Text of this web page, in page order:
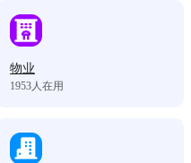
物业
1953人在用